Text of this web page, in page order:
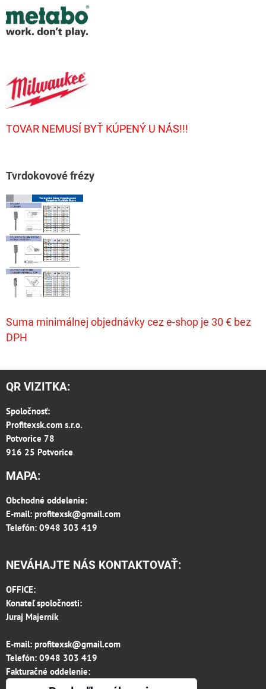
TOVAR NEMUSÍ BYŤ KÚPENÝ U NÁS!!!
Tvrdokovové frézy
Suma minimálnej objednávky cez e-shop je 30 € bez
DPH
QR VIZITKA:
Spoločnosť:
Profitexsk.com s.r.o.
Potvorice 78
916 25 Potvorice
MAPA:
Obchodné oddelenie:
E-mail: profitexsk@gmail.com
Telefón: 0948 303 419
NEVÁHAJTE NÁS KONTAKTOVAŤ:
OFFICE:
Konateľ spoločnosti:
Juraj Majerník
E-mail: profitexsk@gmail.com
Telefón: 0948 303 419
Fakturačné oddelenie:
invoice.profitexsk@gmail.com